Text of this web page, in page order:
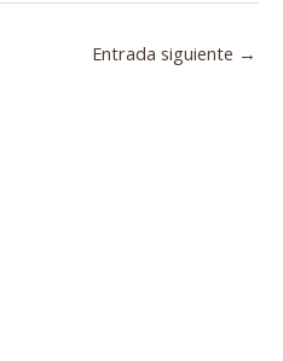
Entrada siguiente →